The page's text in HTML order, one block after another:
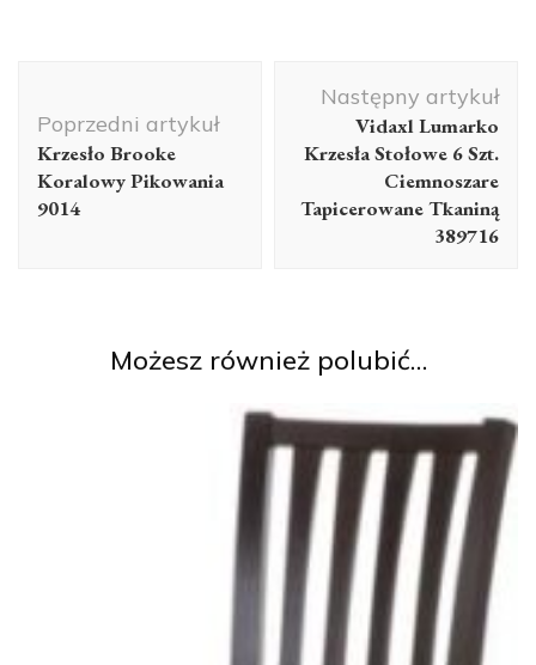
wpisu
Poprzedni artykuł
Krzesło Brooke
Koralowy Pikowania
9014
Następny artykuł
Vidaxl Lumarko
Krzesła Stołowe 6 Szt.
Ciemnoszare
Tapicerowane Tkaniną
389716
Możesz również polubić…